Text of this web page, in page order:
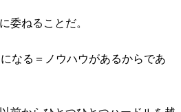
ねることだ。
なる＝ノウハウがあるからであ